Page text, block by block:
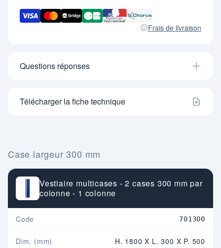
- Porte-étiquette adhésif inclus.
- Aérations en façade et au dos.
- Tablettes intérieures en gris RAL 7035.
Frais de livraison
Questions réponses
Télécharger la fiche technique
Case largeur 300 mm
Vestiaire multicases - 2 cases 300 mm par
colonne - 1 colonne
Code 701300
Dim. (mm) H. 1800 X L. 300 X P. 500